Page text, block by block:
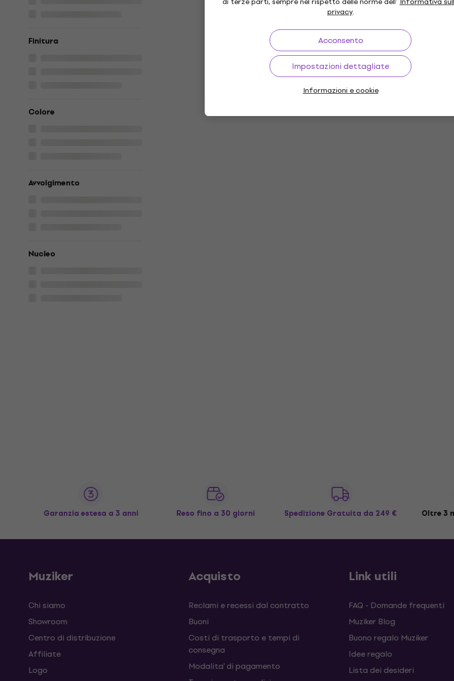
privacy.
Acconsento
Impostazioni dettagliate
Informazioni e cookie
Finitura
Colore
Avvolgimento
Nucleo
Garanzia estesa a 3 anni Reso fino a 30 giorni Spedizione Gratuita da 249 € Oltre 3
Muziker
Chi siamo
Showroom
Centro di distribuzione
Affiliate
Logo
Acquisto
Reclami e recessi dal contratto
Buoni
Costi di trasporto e tempi di
consegna
Modalita' di pagamento
Link utili
FAQ - Domande frequenti
Muziker Blog
Buono regalo Muziker
Idee regalo
Lista dei desideri